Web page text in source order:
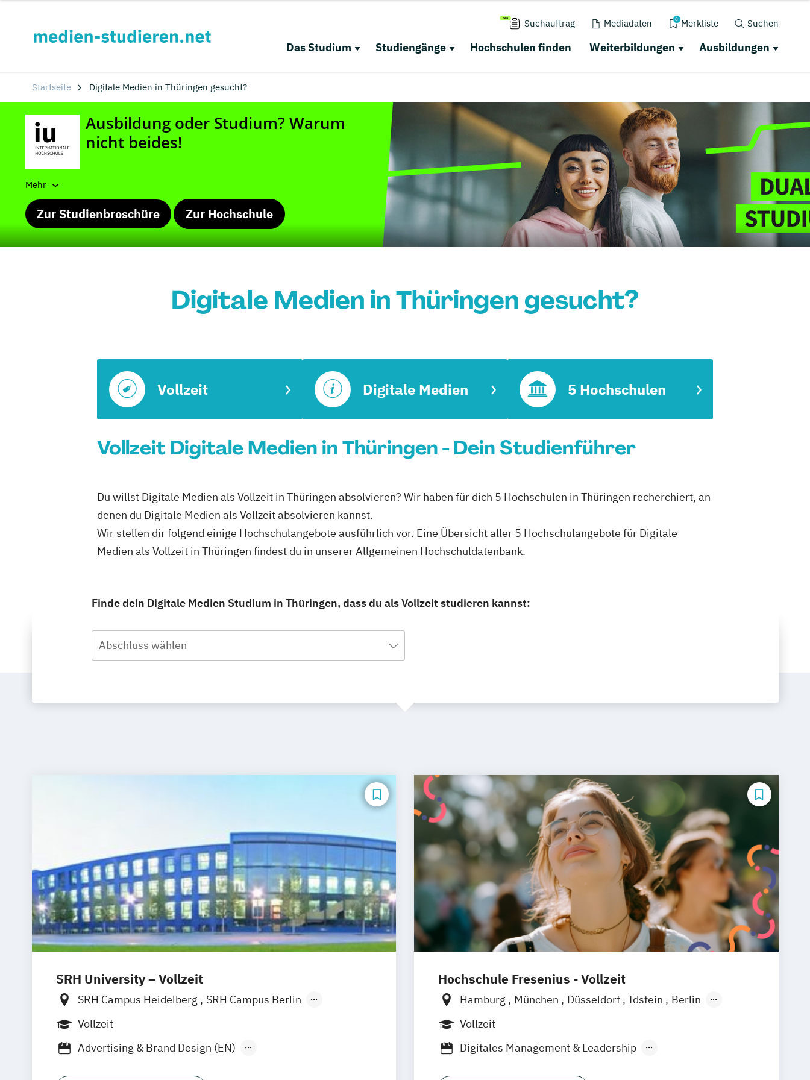
Suchauftrag Mediadaten 0 Merkliste Suchen
Das Studium Studiengänge Hochschulen finden Weiterbildungen Ausbildungen
Startseite Digitale Medien in Thüringen gesucht?
Mehr
Zur Studienbroschüre Zur Hochschule
Digitale Medien in Thüringen gesucht?
Vollzeit Digitale Medien 5 Hochschulen
Vollzeit Digitale Medien in Thüringen - Dein Studienführer
Du willst Digitale Medien als Vollzeit in Thüringen absolvieren? Wir haben für dich 5 Hochschulen in Thüringen recherchiert, an
denen du Digitale Medien als Vollzeit absolvieren kannst.
Wir stellen dir folgend einige Hochschulangebote ausführlich vor. Eine Übersicht aller 5 Hochschulangebote für Digitale
Medien als Vollzeit in Thüringen findest du in unserer Allgemeinen Hochschuldatenbank.
Finde dein Digitale Medien Studium in Thüringen, dass du als Vollzeit studieren kannst:
Abschluss wählen
SRH University – Vollzeit
SRH Campus Heidelberg
SRH Campus Berlin
SRH Campus Bremen
SRH Campus Fürth SRH Campus Gera
Vollzeit
Advertising & Brand Design (EN)
Hochschule Fresenius - Vollzeit
Hamburg München Düsseldorf Idstein
Berlin
Frankfurt am Main
Vollzeit
Digitales Management & Leadership